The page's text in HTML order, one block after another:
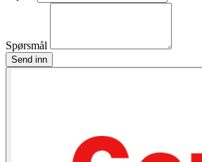
Spørsmål
Send inn